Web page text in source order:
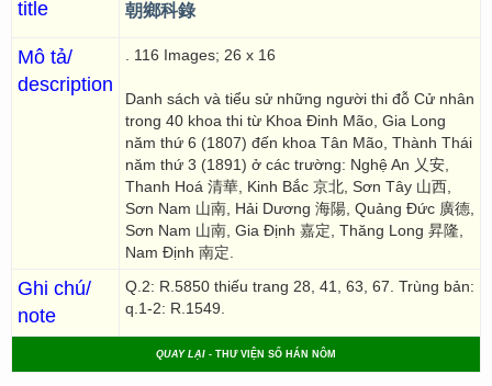
title
朝鄉科錄
Mô tả/
description
. 116 Images; 26 x 16
Danh sách và tiểu sử những người thi đỗ Cử nhân
trong 40 khoa thi từ Khoa Đinh Mão, Gia Long
năm thứ 6 (1807) đến khoa Tân Mão, Thành Thái
năm thứ 3 (1891) ở các trường: Nghệ An 乂安,
Thanh Hoá 清華, Kinh Bắc 京北, Sơn Tây 山西,
Sơn Nam 山南, Hải Dương 海陽, Quảng Đức 廣德,
Sơn Nam 山南, Gia Định 嘉定, Thăng Long 昇隆,
Nam Định 南定.
Ghi chú/
note
Q.2: R.5850 thiếu trang 28, 41, 63, 67. Trùng bản:
q.1-2: R.1549.
QUAY LẠI - THƯ VIỆN SỐ HÁN NÔM